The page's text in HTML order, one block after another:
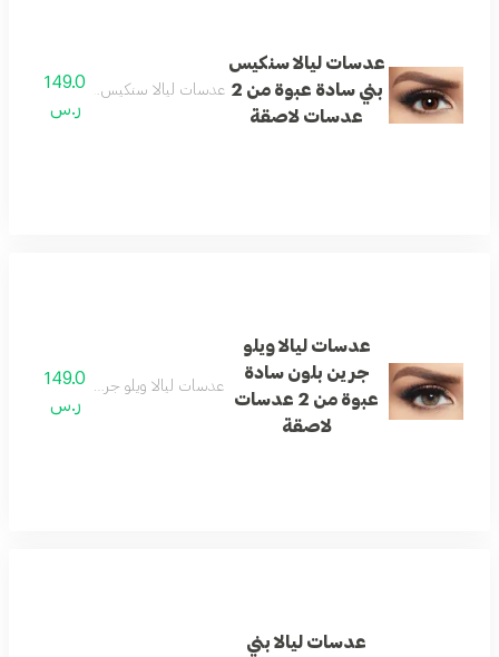
عدسات ليالا سنكيس
بني سادة عبوة من 2
عدسات لاصقة
عدسات ليالا سنكيس بني سادة عبوة من 2 عدسات
149.0
ر.س
عدسات ليالا ويلو
جرين بلون سادة
عبوة من 2 عدسات
لاصقة
عدسات ليالا ويلو جرين بلون سادة عبوة من 2
149.0
ر.س
عدسات ليالا بني